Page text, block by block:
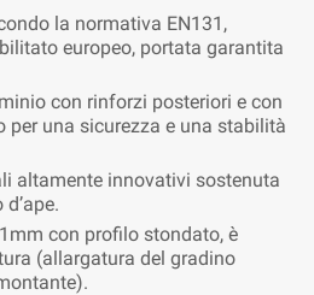
la normativa EN131,
europeo, portata garantita
con rinforzi posteriori e con
per una sicurezza e una stabilità
altamente innovativi sostenuta
con profilo stondato, è
(allargatura del gradino